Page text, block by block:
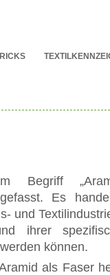
Begriff
Es
und
ihrer
können.
als Faser